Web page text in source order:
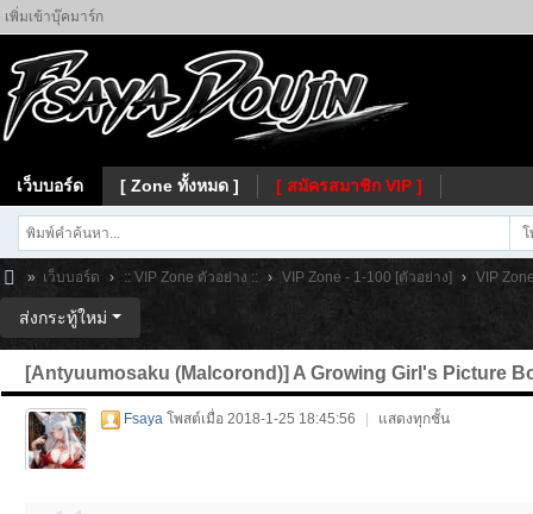
เพิ่มเข้าบุ๊คมาร์ก
เว็บบอร์ด [ Zone ทั้งหมด ] [ สมัครสมาชิก VIP ]
ay
» เว็บบอร์ด › :: VIP Zone ตัวอย่าง :: › VIP Zone - 1-100 [ตัวอย่าง] › VIP
ส่งกระทู้ใหม่
[Antyuumosaku (Malcorond)] A Growing Girl's Picture
Fsaya โพสต์เมื่อ 2018-1-25 18:45:56 แสดงทุกชั้น